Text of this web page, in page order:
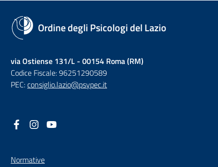
Ordine degli Psicologi del Lazio
via Ostiense 131/L - 00154 Roma (RM)
Codice Fiscale: 96251290589
PEC:consiglio.lazio@psypec.it
Facebook
(nuova scheda - new tab)
Instagram
(nuova scheda - new tab)
Normative